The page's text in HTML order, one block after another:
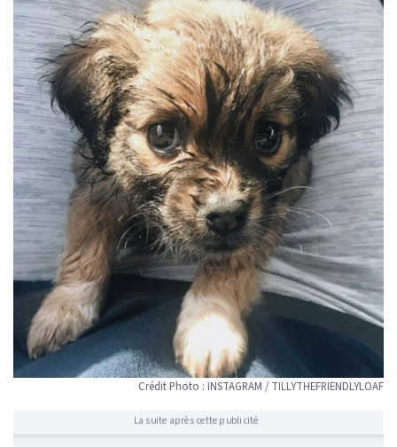
Crédit Photo : INSTAGRAM / TILLYTHEFRIENDLYLOAF
La suite après cette publicité